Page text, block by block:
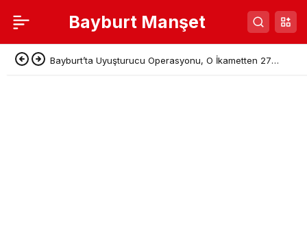
Bayburt Manşet
Bayburt’ta Uyuşturucu Operasyonu, O İkametten 27